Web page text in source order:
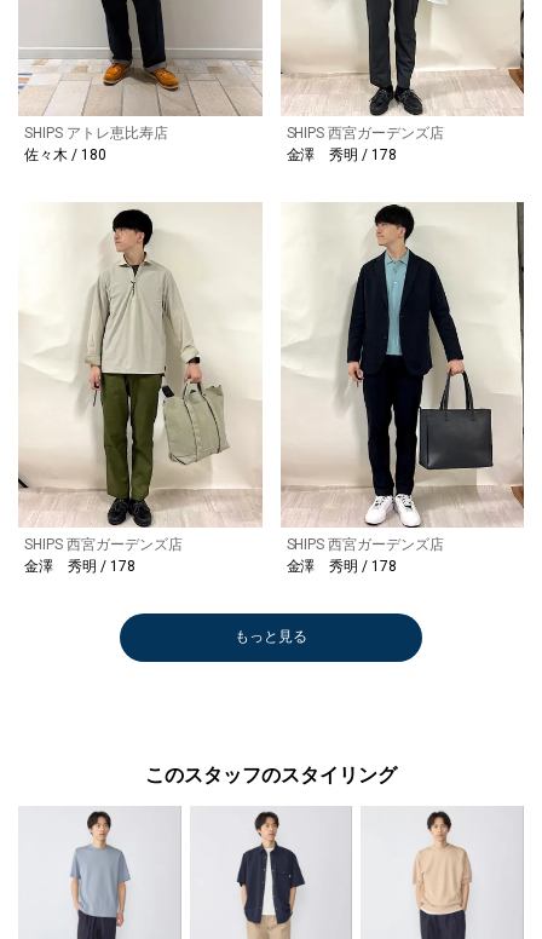
SHIPS アトレ恵比寿店
佐々木 / 180
SHIPS 西宮ガーデンズ店
金澤 秀明 / 178
SHIPS 西宮ガーデンズ店
金澤 秀明 / 178
SHIPS 西宮ガーデンズ店
金澤 秀明 / 178
もっと見る
このスタッフのスタイリング